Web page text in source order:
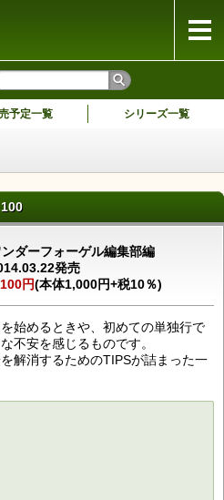
予定一覧 シリーズ一覧
ンダーフォーゲル編集部編
発売
円(本体1,000円+税10％)
始めるときや、初めての単独行で
不安を感じるものです。
解消するためのTIPSが詰まった一